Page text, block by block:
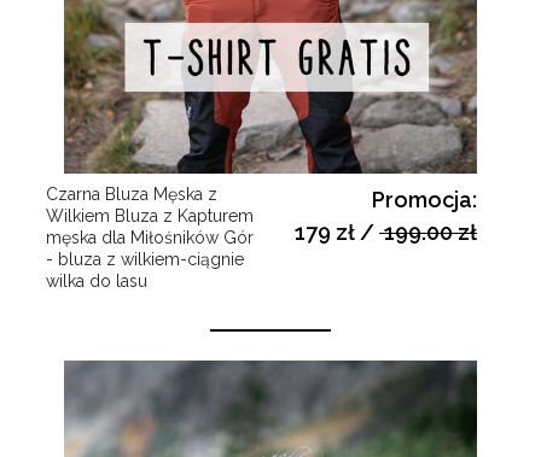
Czarna Bluza Męska z
Wilkiem Bluza z Kapturem
męska dla Miłośników Gór
- bluza z wilkiem-ciągnie
wilka do lasu
Promocja:
179 zł/199.00 zł